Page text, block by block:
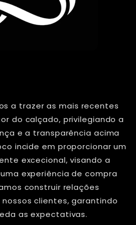
a trazer as mais recentes
do calçado, privilegiando a
e a transparência acima
incide em proporcionar um
excecional, visando a
experiência de compra
construir relações
clientes, garantindo
as expectativas.